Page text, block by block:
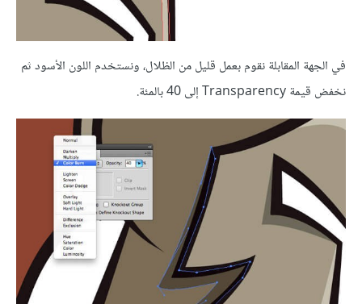
في الجهة المقابلة نقوم بعمل قليل من الظلال، ونستخدم اللون الأسود ثم
نخفض قيمة Transparency إلى 40 بالمئة.